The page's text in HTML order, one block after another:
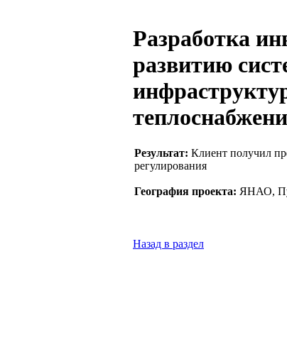
Разработка
развитию
Результат: Клиент получил
регулирования
География проекта: ЯНАО,
Назад в раздел